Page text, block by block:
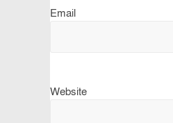
Email
Website